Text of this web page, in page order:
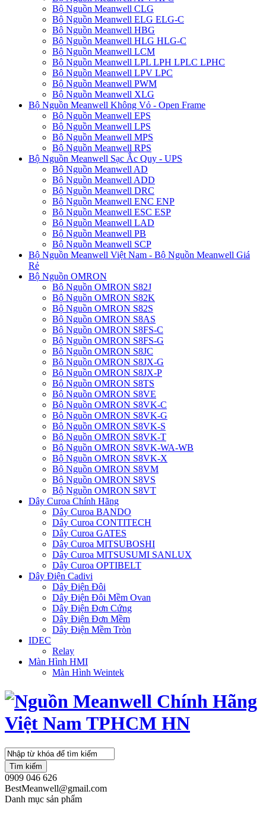
Bộ Nguồn Meanwell CLG
Bộ Nguồn Meanwell ELG ELG-C
Bộ Nguồn Meanwell HBG
Bộ Nguồn Meanwell HLG HLG-C
Bộ Nguồn Meanwell LCM
Bộ Nguồn Meanwell LPL LPH LPLC LPHC
Bộ Nguồn Meanwell LPV LPC
Bộ Nguồn Meanwell PWM
Bộ Nguồn Meanwell XLG
Bộ Nguồn Meanwell Không Vỏ - Open Frame
Bộ Nguồn Meanwell EPS
Bộ Nguồn Meanwell LPS
Bộ Nguồn Meanwell MPS
Bộ Nguồn Meanwell RPS
Bộ Nguồn Meanwell Sạc Ắc Quy - UPS
Bộ Nguồn Meanwell AD
Bộ Nguồn Meanwell ADD
Bộ Nguồn Meanwell DRC
Bộ Nguồn Meanwell ENC ENP
Bộ Nguồn Meanwell ESC ESP
Bộ Nguồn Meanwell LAD
Bộ Nguồn Meanwell PB
Bộ Nguồn Meanwell SCP
Bộ Nguồn Meanwell Việt Nam - Bộ Nguồn Meanwell Giá
Rẻ
Bộ Nguồn OMRON
Bộ Nguồn OMRON S82J
Bộ Nguồn OMRON S82K
Bộ Nguồn OMRON S82S
Bộ Nguồn OMRON S8AS
Bộ Nguồn OMRON S8FS-C
Bộ Nguồn OMRON S8FS-G
Bộ Nguồn OMRON S8JC
Bộ Nguồn OMRON S8JX-G
Bộ Nguồn OMRON S8JX-P
Bộ Nguồn OMRON S8TS
Bộ Nguồn OMRON S8VE
Bộ Nguồn OMRON S8VK-C
Bộ Nguồn OMRON S8VK-G
Bộ Nguồn OMRON S8VK-S
Bộ Nguồn OMRON S8VK-T
Bộ Nguồn OMRON S8VK-WA-WB
Bộ Nguồn OMRON S8VK-X
Bộ Nguồn OMRON S8VM
Bộ Nguồn OMRON S8VS
Bộ Nguồn OMRON S8VT
Dây Curoa Chính Hãng
Dây Curoa BANDO
Dây Curoa CONTITECH
Dây Curoa GATES
Dây Curoa MITSUBOSHI
Dây Curoa MITSUSUMI SANLUX
Dây Curoa OPTIBELT
Dây Điện Cadivi
Dây Điện Đôi
Dây Điện Đôi Mềm Ovan
Dây Điện Đơn Cứng
Dây Điện Đơn Mềm
Dây Điện Mềm Tròn
IDEC
Relay
Màn Hình HMI
Màn Hình Weintek
Tìm kiếm
0909 046 626
BestMeanwell@gmail.com
Danh mục sản phẩm